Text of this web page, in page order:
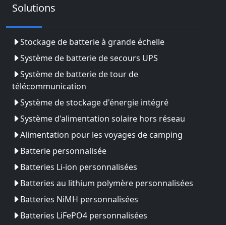
Solutions
Stockage de batterie à grande échelle
Système de batterie de secours UPS
Système de batterie de tour de
télécommunication
Système de stockage d'énergie intégré
Système d'alimentation solaire hors réseau
Alimentation pour les voyages de camping
Batterie personnalisée
Batteries Li-ion personnalisées
Batteries au lithium polymère personnalisées
Batteries NiMH personnalisées
Batteries LiFePO4 personnalisées